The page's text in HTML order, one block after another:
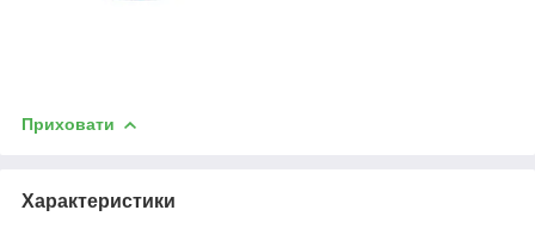
Приховати
Характеристики